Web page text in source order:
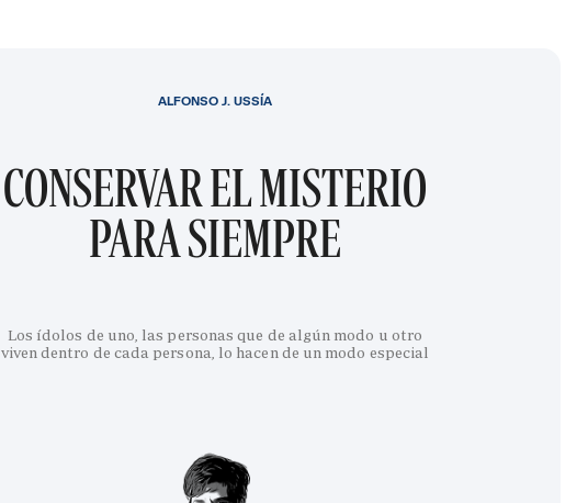
CONSERVAR EL MISTERIO
PARA SIEMPRE
Los ídolos de uno, las personas que de algún modo u otro
viven dentro de cada persona, lo hacen de un modo especial
ALFONSO J. USSÍA